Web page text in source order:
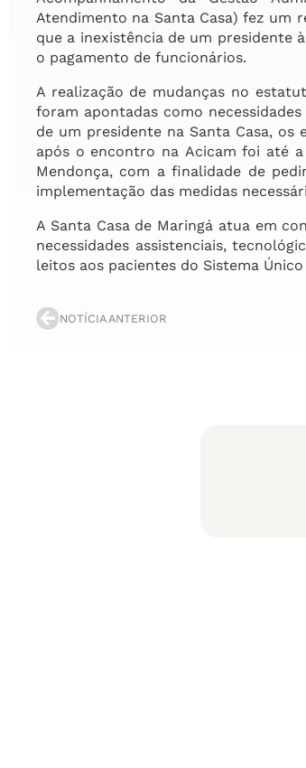
Atendimento na Santa Casa) fez um
que a inexistência de um presidente
o pagamento de funcionários.
A realização de mudanças no
foram apontadas como
de um presidente na Santa Casa,
após o encontro na Acicam foi até
Mendonça, com a finalidade de
implementação das medidas
A Santa Casa de Maringá atua em
necessidades assistenciais,
leitos aos pacientes do Sistema Único
NOTÍCIA ANTERIOR